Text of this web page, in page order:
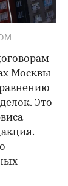
Москвы
Это